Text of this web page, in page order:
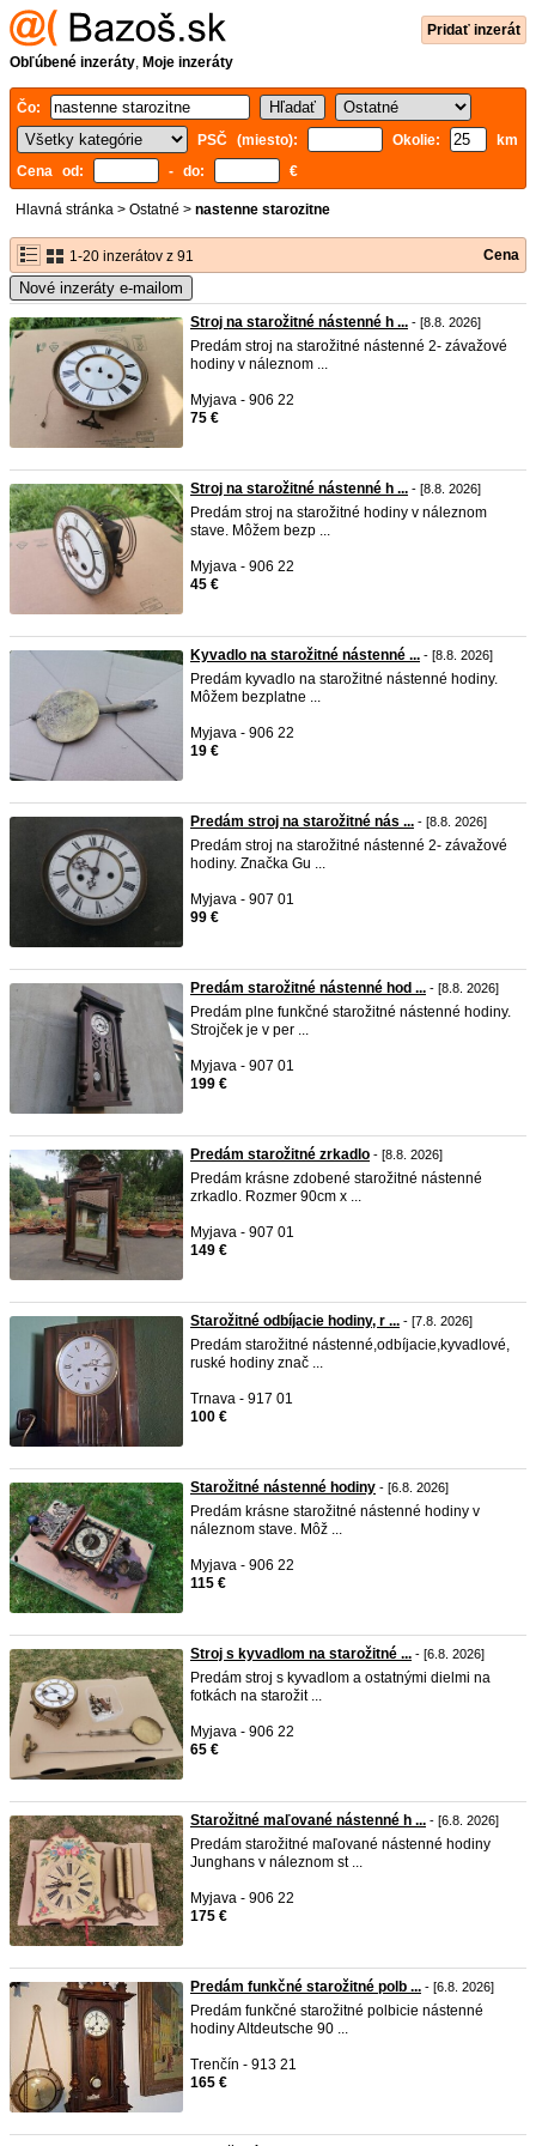
Pridať inzerát
Obľúbené inzeráty, Moje inzeráty
Čo:
PSČ (miesto):
Okolie:
km
Cena od:
- do: €
Hlavná stránka > Ostatné > nastenne starozitne
1-20 inzerátov z 91 Cena
Nové inzeráty e-mailom
Stroj na starožitné nástenné h ... - [8.8. 2026]
Predám stroj na starožitné nástenné 2- závažové
hodiny v náleznom ...
Myjava - 906 22
75 €
Stroj na starožitné nástenné h ... - [8.8. 2026]
Predám stroj na starožitné hodiny v náleznom
stave. Môžem bezp ...
Myjava - 906 22
45 €
Kyvadlo na starožitné nástenné ... - [8.8. 2026]
Predám kyvadlo na starožitné nástenné hodiny.
Môžem bezplatne ...
Myjava - 906 22
19 €
Predám stroj na starožitné nás ... - [8.8. 2026]
Predám stroj na starožitné nástenné 2- závažové
hodiny. Značka Gu ...
Myjava - 907 01
99 €
Predám starožitné nástenné hod ... - [8.8. 2026]
Predám plne funkčné starožitné nástenné hodiny.
Strojček je v per ...
Myjava - 907 01
199 €
Predám starožitné zrkadlo - [8.8. 2026]
Predám krásne zdobené starožitné nástenné
zrkadlo. Rozmer 90cm x ...
Myjava - 907 01
149 €
Starožitné odbíjacie hodiny, r ... - [7.8. 2026]
Predám starožitné nástenné,odbíjacie,kyvadlové,
ruské hodiny znač ...
Trnava - 917 01
100 €
Starožitné nástenné hodiny - [6.8. 2026]
Predám krásne starožitné nástenné hodiny v
náleznom stave. Môž ...
Myjava - 906 22
115 €
Stroj s kyvadlom na starožitné ... - [6.8. 2026]
Predám stroj s kyvadlom a ostatnými dielmi na
fotkách na starožit ...
Myjava - 906 22
65 €
Starožitné maľované nástenné h ... - [6.8. 2026]
Predám starožitné maľované nástenné hodiny
Junghans v náleznom st ...
Myjava - 906 22
175 €
Predám funkčné starožitné polb ... - [6.8. 2026]
Predám funkčné starožitné polbicie nástenné
hodiny Altdeutsche 90 ...
Trenčín - 913 21
165 €